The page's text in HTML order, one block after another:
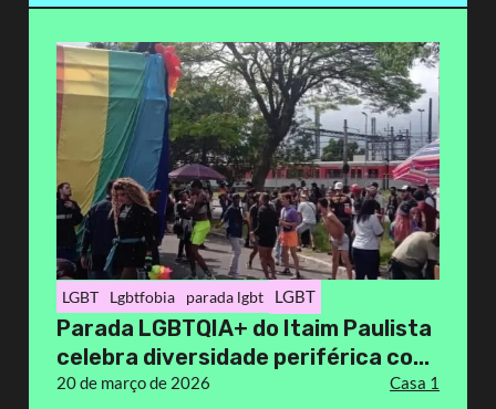
LGBT Lgbtfobia parada lgbt LGBT
Parada LGBTQIA+ do Itaim Paulista
celebra diversidade periférica co...
20 de março de 2026 Casa 1